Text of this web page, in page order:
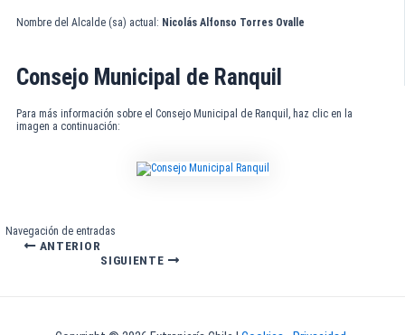
Nombre del Alcalde (sa) actual: Nicolás Alfonso Torres Ovalle
Consejo Municipal de Ranquil
Para más información sobre el Consejo Municipal de Ranquil, haz clic en la
imagen a continuación:
Navegación de entradas
ANTERIOR
SIGUIENTE